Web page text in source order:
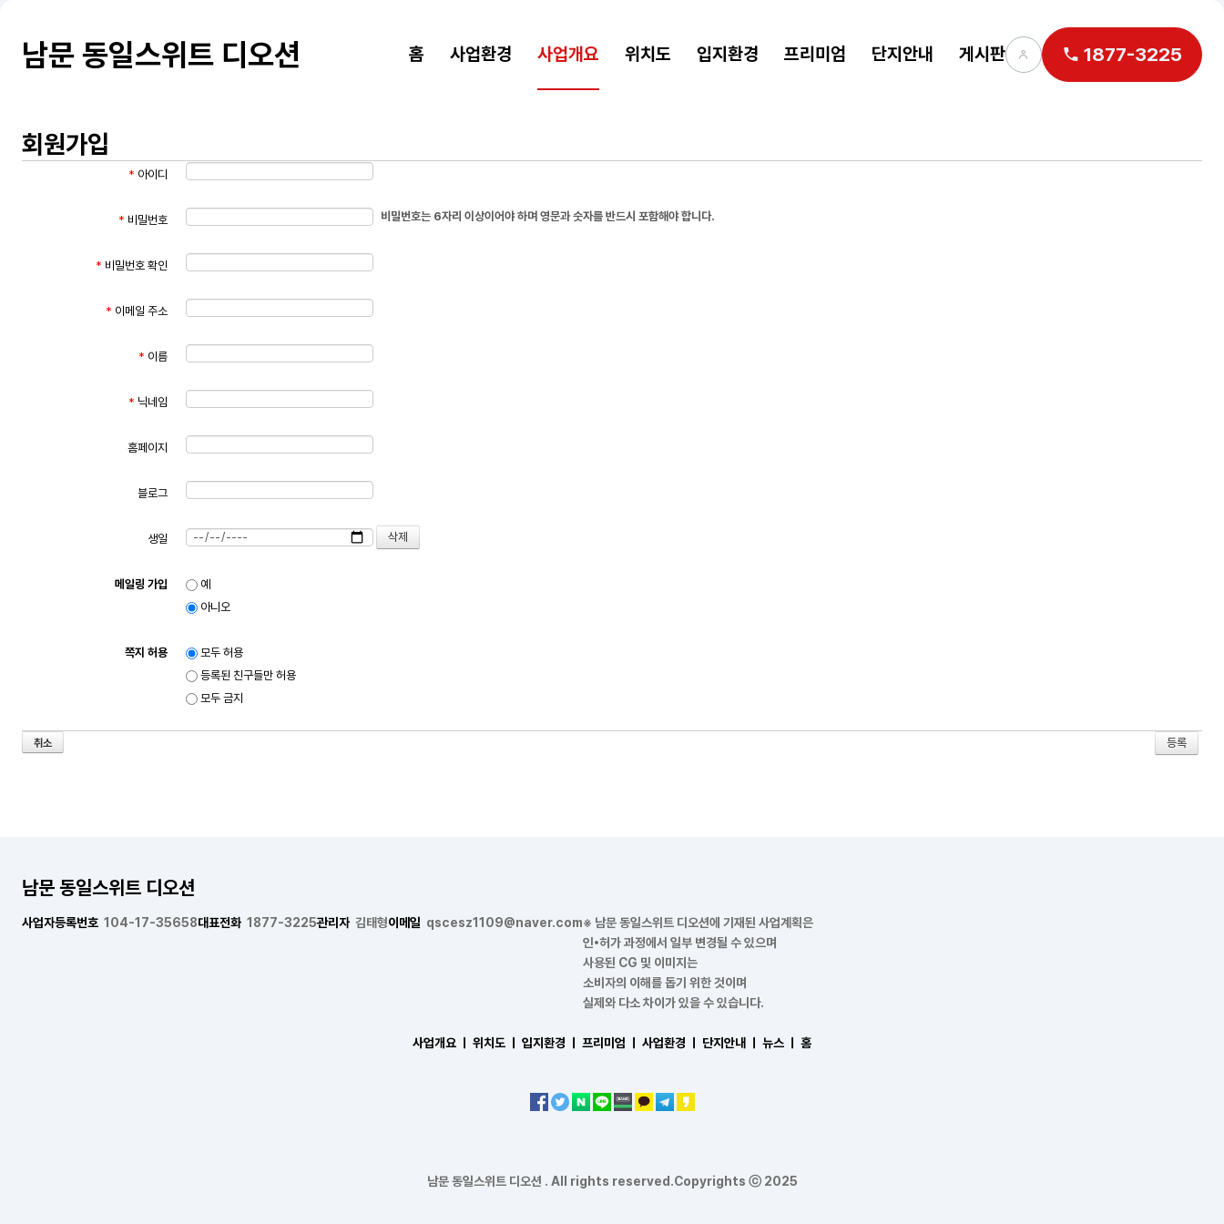
남문 동일스위트 디오션 홈 사업환경 사업개요 위치도 입지환경 프리미엄 단지안내 게시판 1877-3225
회원가입
* 아이디
* 비밀번호 비밀번호는 6자리 이상이어야 하며 영문과 숫자를 반드시 포함해야 합니다.
* 비밀번호 확인
* 이메일 주소
* 이름
* 닉네임
홈페이지
블로그
생일
메일링 가입
예
아니오
쪽지 허용
모두 허용
등록된 친구들만 허용
모두 금지
취소
남문 동일스위트 디오션
사업자등록번호 104-17-35658대표전화 1877-3225관리자 김태형이메일 qscesz1109@naver.com※ 남문 동일스위트 디오션에 기재된 사업계획은
인•허가 과정에서 일부 변경될 수 있으며
사용된 CG 및 이미지는
소비자의 이해를 돕기 위한 것이며
실제와 다소 차이가 있을 수 있습니다.
사업개요 ㅣ 위치도 ㅣ 입지환경 ㅣ 프리미엄 ㅣ 사업환경 ㅣ 단지안내 ㅣ 뉴스 ㅣ 홈
남문 동일스위트 디오션 . All rights reserved.Copyrights ⓒ 2025